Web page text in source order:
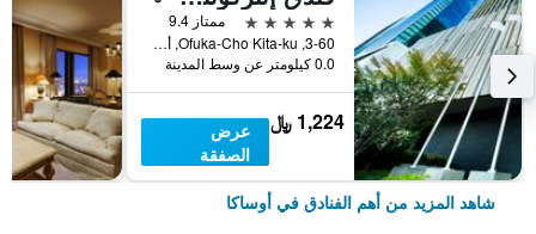
5 نجوم
ممتاز 9.4
3-60, Ofuka-Cho Kita-ku, أوساكا, اليابان
0.0 كيلومتر عن وسط المدينة
1,224 ﷼
عرض
الصفقة
شاهد المزيد من أهم الفنادق في أوساكا